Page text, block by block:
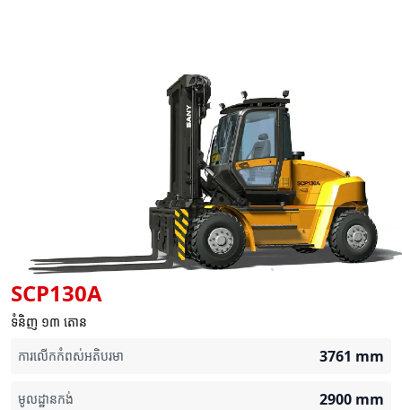
SCP130A
ទំនិញ ១៣ តោន
ការលើកកំពស់អតិបរមា
3761 mm
មូលដ្ឋានកង់ 2900 mm